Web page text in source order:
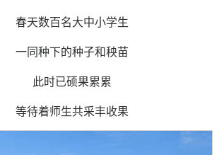
春天数百名大中小学生
一同种下的种子和秧苗
此时已硕果累累
等待着师生共采丰收果